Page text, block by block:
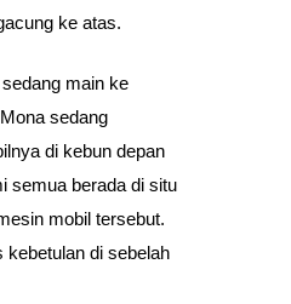
ke atas.
main ke
sedang
di kebun depan
semua berada di situ
mobil tersebut.
kebetulan di sebelah